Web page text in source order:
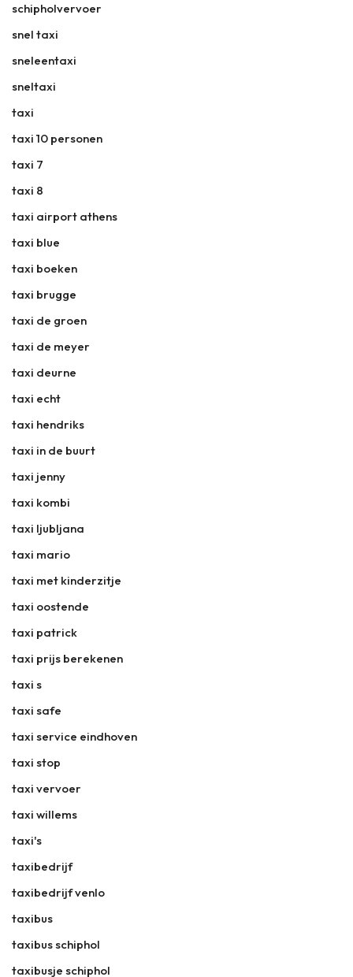
schipholvervoer
snel taxi
sneleentaxi
sneltaxi
taxi
taxi 10 personen
taxi 7
taxi 8
taxi airport athens
taxi blue
taxi boeken
taxi brugge
taxi de groen
taxi de meyer
taxi deurne
taxi echt
taxi hendriks
taxi in de buurt
taxi jenny
taxi kombi
taxi ljubljana
taxi mario
taxi met kinderzitje
taxi oostende
taxi patrick
taxi prijs berekenen
taxi s
taxi safe
taxi service eindhoven
taxi stop
taxi vervoer
taxi willems
taxi's
taxibedrijf
taxibedrijf venlo
taxibus
taxibus schiphol
taxibusje schiphol